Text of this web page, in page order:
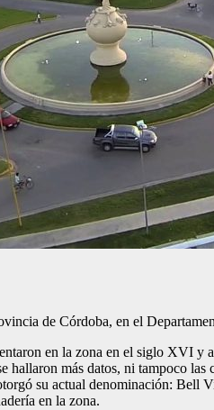
de Córdoba, en el
en la zona en el siglo XVI
hallaron más datos, ni tampoco
su actual denominación: Bell
en la zona.